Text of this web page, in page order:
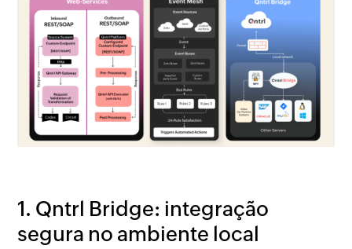
1. Qntrl Bridge: integração
segura no ambiente local